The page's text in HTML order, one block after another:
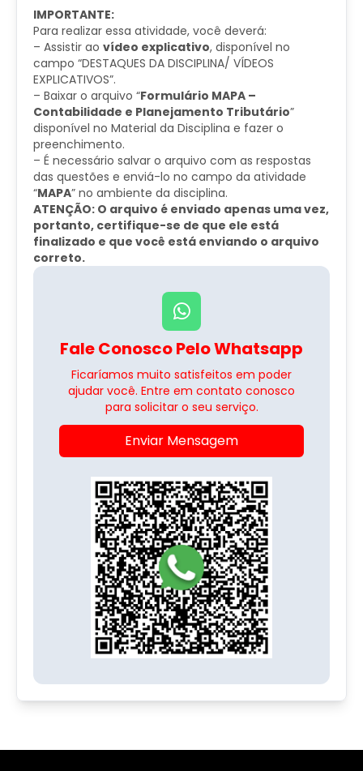
IMPORTANTE:
Para realizar essa atividade, você deverá:
– Assistir ao vídeo explicativo, disponível no
campo “DESTAQUES DA DISCIPLINA/ VÍDEOS
EXPLICATIVOS”.
– Baixar o arquivo “Formulário MAPA –
Contabilidade e Planejamento Tributário”
disponível no Material da Disciplina e fazer o
preenchimento.
– É necessário salvar o arquivo com as respostas
das questões e enviá-lo no campo da atividade
“MAPA” no ambiente da disciplina.
ATENÇÃO: O arquivo é enviado apenas uma vez,
portanto, certifique-se de que ele está
finalizado e que você está enviando o arquivo
correto.
Fale Conosco Pelo Whatsapp
Ficaríamos muito satisfeitos em poder
ajudar você. Entre em contato conosco
para solicitar o seu serviço.
Enviar Mensagem